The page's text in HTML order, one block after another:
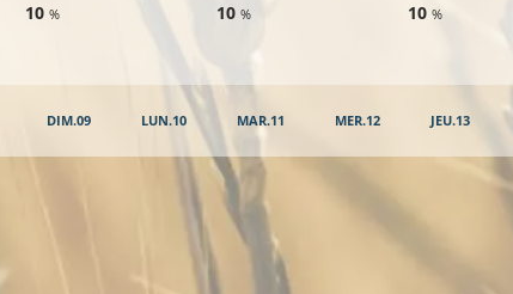
10% 10% 10%
DIM.09 LUN.10 MAR.11 MER.12 JEU.13